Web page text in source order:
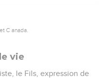
C anada.
vie
le Fils, expression de